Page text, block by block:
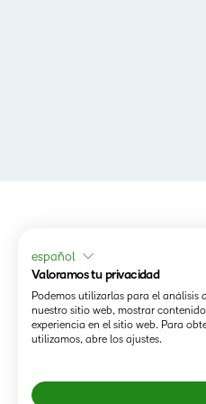
español
Valoramos tu privacidad
Podemos utilizarlas para el análisis
nuestro sitio web, mostrar
experiencia en el sitio web. Para
utilizamos, abre los ajustes.